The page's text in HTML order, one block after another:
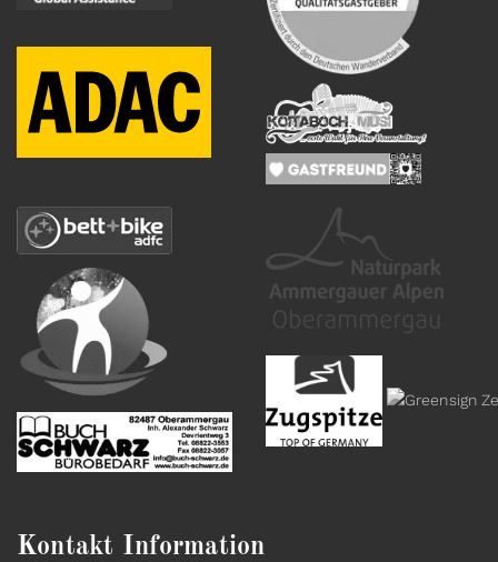
Kontakt Information